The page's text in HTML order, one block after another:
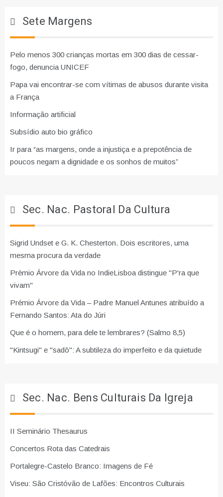
Sete Margens
Pelo menos 300 crianças mortas em 300 dias de cessar-
fogo, denuncia UNICEF
Papa vai encontrar-se com vítimas de abusos durante visita
a França
Informação artificial
Subsídio auto bio gráfico
Ir para “as margens, onde a injustiça e a prepotência de
poucos negam a dignidade e os sonhos de muitos”
Sec. Nac. Pastoral Da Cultura
Sigrid Undset e G. K. Chesterton. Dois escritores, uma
mesma procura da verdade
Prémio Árvore da Vida no IndieLisboa distingue "P'ra que
vivam"
Prémio Árvore da Vida – Padre Manuel Antunes atribuído a
Fernando Santos: Ata do Júri
Que é o homem, para dele te lembrares? (Salmo 8,5)
"Kintsugi" e "sadō": A subtileza do imperfeito e da quietude
Sec. Nac. Bens Culturais Da Igreja
II Seminário Thesaurus
Concertos Rota das Catedrais
Portalegre-Castelo Branco: Imagens de Fé
Viseu: São Cristóvão de Lafões: Encontros Culturais